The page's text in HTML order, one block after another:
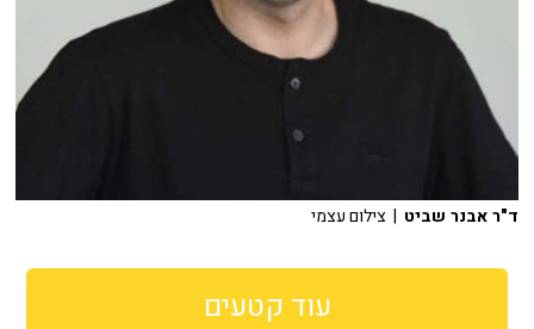
ד"ר אבנר שביט | צילום עצמי
עוד קטעים